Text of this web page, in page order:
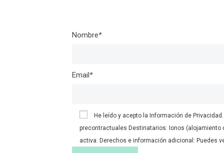
Nombre*
Email*
He leído y acepto la Información de Privacidad.
precontractuales Destinatarios: Ionos
activa. Derechos e información adicional: Puedes